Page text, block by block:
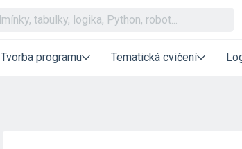
Tvorba programu Tematická cvičení